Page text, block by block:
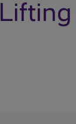
Lifting